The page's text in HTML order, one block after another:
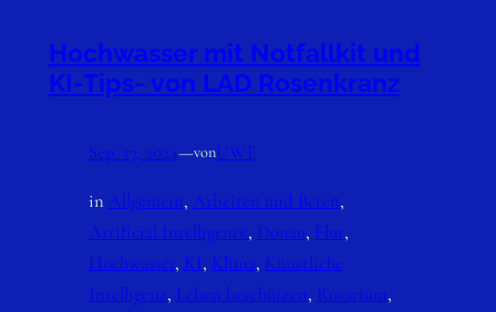
Hochwasser mit Notfallkit und
KI-Tips- von LAD Rosenkranz
Sep. 17, 2024—vonUWE
in Allgemein, Arbeiten und Beten
Artificial Intelligence, Donau, Flut
Hochwasser, KI, Klima, Künstliche
Intelligenz, Leben beschützen, Rosarium